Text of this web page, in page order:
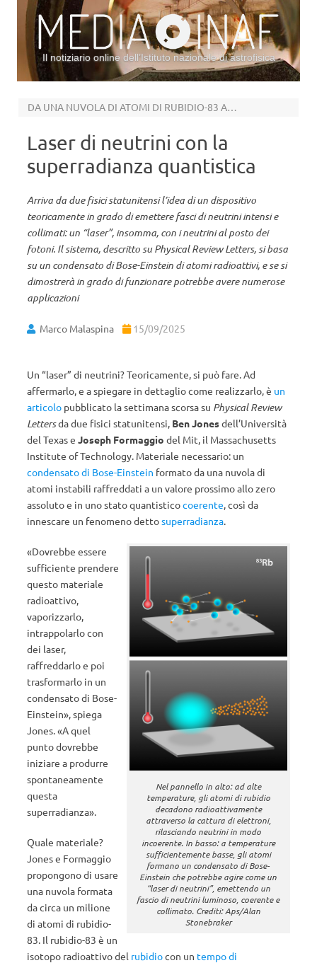
Il notiziario online dell’Istituto nazionale di astrofisica
DA UNA NUVOLA DI ATOMI DI RUBIDIO-83 A TEMPERATURA VICINA ALLO ZERO ASSOLUTO
Laser di neutrini con la
superradianza quantistica
Arriva da due fisici statunitensi l’idea di un dispositivo
teoricamente in grado di emettere fasci di neutrini intensi e
collimati: un “laser”, insomma, con i neutrini al posto dei
fotoni. Il sistema, descritto su Physical Review Letters, si basa
su un condensato di Bose-Einstein di atomi radioattivi, e se si
dimostrerà in grado di funzionare potrebbe avere numerose
applicazioni
Marco Malaspina 15/09/2025
Un “laser” di neutrini? Teoricamente, si può fare. Ad
affermarlo, e a spiegare in dettaglio come realizzarlo, è un
articolo pubblicato la settimana scorsa su Physical Review
Lettersda due fisici statunitensi, Ben Jonesdell’Università
del Texas e Joseph Formaggio del Mit, il Massachusetts
Institute of Technology. Materiale necessario: un
condensato di Bose-Einstein formato da una nuvola di
atomi instabili raffreddati a un valore prossimo allo zero
assoluto e in uno stato quantisticocoerente, così da
innescare un fenomeno dettosuperradianza.
Nel pannello in alto: ad alte
temperature, gli atomi di rubidio
decadono radioattivamente
attraverso la cattura di elettroni,
rilasciando neutrini in modo
incoerente. In basso: a temperature
sufficientemente basse, gli atomi
formano un condensato di Bose-
Einstein che potrebbe agire come un
“laser di neutrini”, emettendo un
fascio di neutrini luminoso, coerente e
collimato. Crediti: Aps/Alan
Stonebraker
«Dovrebbe essere
sufficiente prendere
questo materiale
radioattivo,
vaporizzarlo,
intrappolarlo con
dei laser,
raffreddarlo e poi
trasformarlo in un
condensato di Bose-
Einstein», spiega
Jones. «A quel
punto dovrebbe
iniziare a produrre
spontaneamente
questa
superradianza».
Quale materiale?
Jones e Formaggio
propongono di usare
una nuvola formata
da circa un milione
di atomi di rubidio-
83. Il rubidio-83 è un
isotopo radioattivo del rubidiocon un tempo di